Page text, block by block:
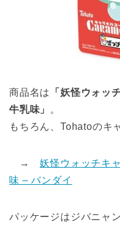
商品名は
「妖怪ウォ
牛乳味」
。
もちろん、Tohatoのキ
→妖怪ウォッチキ
味 – バンダイ
パッケージはジバニャ